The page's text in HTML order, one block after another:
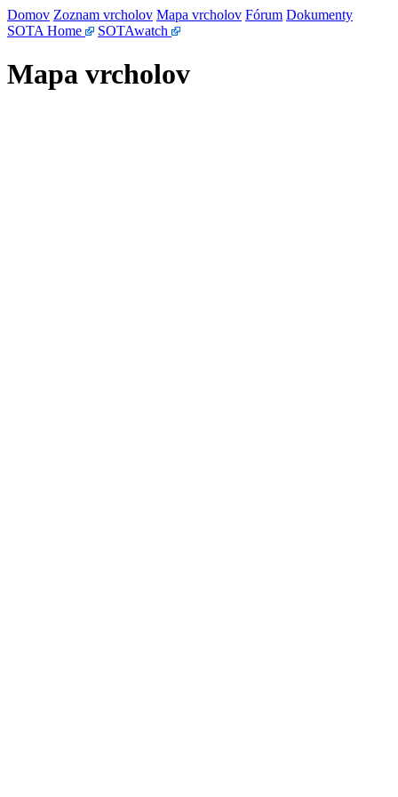
Domov Zoznam vrcholov Mapa vrcholov Fórum Dokumenty
SOTA Home
SOTAwatch
Mapa vrcholov